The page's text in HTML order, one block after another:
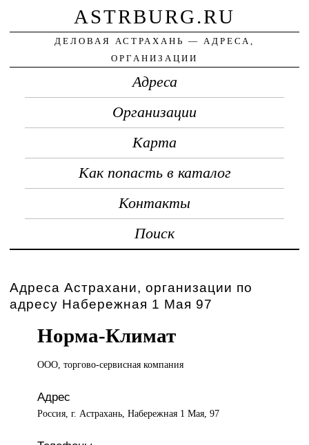
ASTRBURG.RU
ДЕЛОВАЯ АСТРАХАНЬ — АДРЕСА,
ОРГАНИЗАЦИИ
Адреса
Организации
Карта
Как попасть в каталог
Контакты
Поиск
Адреса Астрахани, организации по
адресу Набережная 1 Мая 97
Норма-Климат
ООО, торгово-сервиснаякомпания
Адрес
Россия, г. Астрахань, Набережная 1 Мая, 97